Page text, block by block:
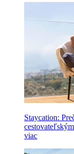
Staycation:
viac